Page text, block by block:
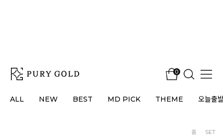
0
ALL NEW BEST MD PICK THEME 오늘출
홈 · SET